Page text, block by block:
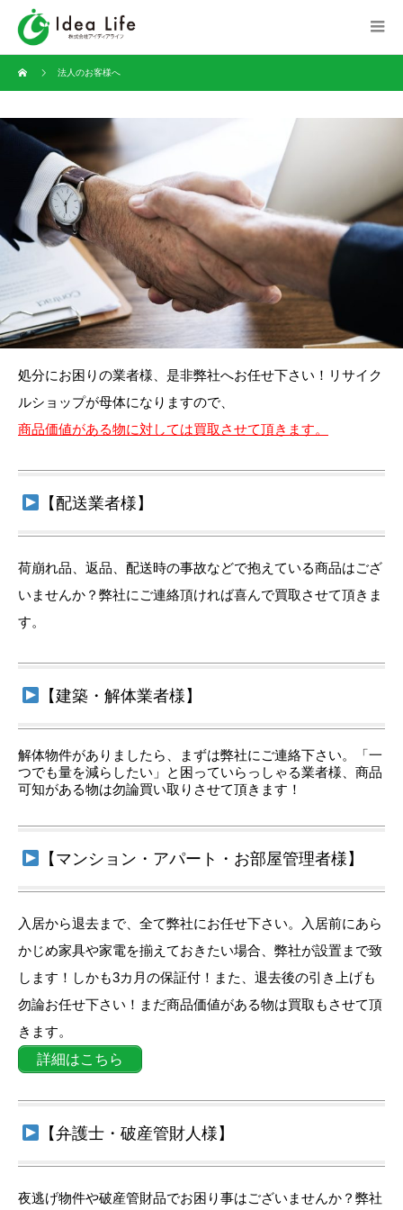
法人のお客様へ
処分にお困りの業者様、是非弊社へお任せ下さい！リサイク
ルショップが母体になりますので、
商品価値がある物に対しては買取させて頂きます。
【配送業者様】
荷崩れ品、返品、配送時の事故などで抱えている商品はござ
いませんか？弊社にご連絡頂ければ喜んで買取させて頂きま
す。
【建築・解体業者様】
解体物件がありましたら、まずは弊社にご連絡下さい。「一
つでも量を減らしたい」と困っていらっしゃる業者様、商品
可知がある物は勿論買い取りさせて頂きます！
【マンション・アパート・お部屋管理者様】
入居から退去まで、全て弊社にお任せ下さい。入居前にあら
かじめ家具や家電を揃えておきたい場合、弊社が設置まで致
します！しかも3カ月の保証付！また、退去後の引き上げも
勿論お任せ下さい！まだ商品価値がある物は買取もさせて頂
きます。
詳細はこちら
【弁護士・破産管財人様】
夜逃げ物件や破産管財品でお困り事はございませんか？弊社